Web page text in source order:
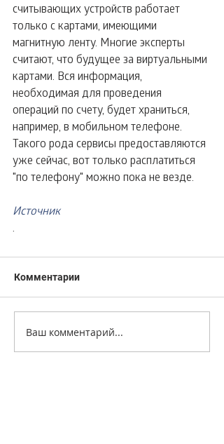
считывающих устройств работает
только с картами, имеющими
магнитную ленту. Многие эксперты
считают, что будущее за виртуальными
картами. Вся информация,
необходимая для проведения
операций по счету, будет храниться,
например, в мобильном телефоне.
Такого рода сервисы предоставляются
уже сейчас, вот только расплатиться
"по телефону" можно пока не везде.
Источник
Комментарии
Ваш комментарий...